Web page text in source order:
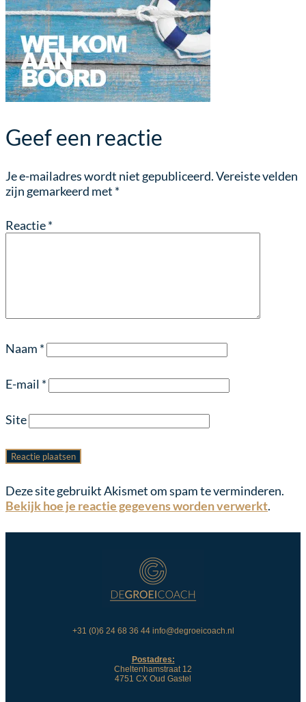
Geef een reactie
Je e-mailadres wordt niet gepubliceerd.Vereiste velden
zijn gemarkeerd met *
Reactie*
Naam *
E-mail *
Site
Deze site gebruikt Akismet om spam te verminderen.
Bekijk hoe je reactie gegevens worden verwerkt.
+31 (0)6 24 68 36 44 info@degroeicoach.nl
Postadres:
Cheltenhamstraat 12
4751 CX Oud Gastel